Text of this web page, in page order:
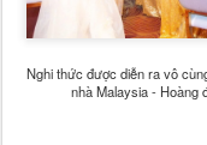
Nghi thức được diễn ra vô
nhà Malaysia - Hoàng